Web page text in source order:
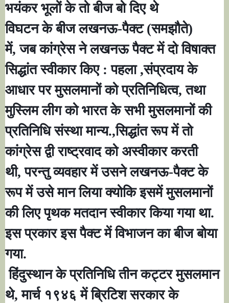
भयंकर भूलों के तो बीज बो दिए थे
विघटन के बीज लखनऊ-पैक्ट (समझौते)
में,जब कांग्रेस ने लखनऊ पैक्ट में दो विषाक्त
सिद्धांत स्वीकार किए : पहला,संप्रदाय के
आधार पर मुसलमानों को प्रतिनिधित्व,तथा
मुस्लिम लीग को भारत के सभी मुसलमानों की
प्रतिनिधि संस्था मान्य.,सिद्धांत रूप में तो
कांग्रेस द्वी राष्ट्रवाद को अस्वीकार करती
थी,परन्तु व्यवहार में उसने लखनऊ-पैक्ट के
रूप में उसे मान लिया क्योकि इसमें मुसलमानों
की लिए पृथक मतदान स्वीकार किया गया था.
इस प्रकार इस पैक्ट में विभाजन का बीज बोया
गया.
हिंदुस्थान के प्रतिनिधि तीन कट्टर मुसलमान
थे,मार्च १९४६ में ब्रिटिश सरकार के